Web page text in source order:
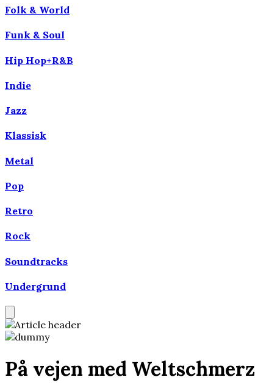
Folk & World
Funk & Soul
Hip Hop+R&B
Indie
Jazz
Klassisk
Metal
Pop
Retro
Rock
Soundtracks
Undergrund
På vejen med Weltschmerz